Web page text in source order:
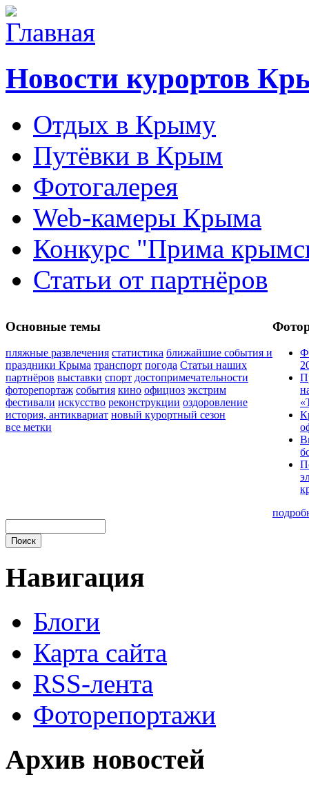
Новости курортов
Отдых в Крыму
Путёвки в Крым
Фотогалерея
Web-камеры Крыма
Конкурс "Прима
Статьи от партнёров
Основные темы
пляжные развлечения статистика ближайшие события и
праздники Крыма транспорт погода Статьи наших
партнёров выставки спорт достопримечательности
фоторепортаж события кино официоз экстрим
фестивали искусство реконструкции оздоровление
история, антиквариат новый курортный сезон
все метки
Навигация
Блоги
Карта сайта
RSS-лента
Фоторепортажи
Архив новостей